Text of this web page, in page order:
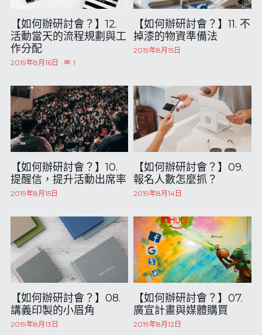
【如何辦研討會？】12.
活動當天的流程規劃與工
作分配
2019年8月16日 · 1
【如何辦研討會？】11. 不
掉漆的物資準備法
2019年8月15日
【如何辦研討會？】10.
提醒信，提升活動出席率
2019年8月15日
【如何辦研討會？】09.
報名人數怎麼抓？
2019年8月14日
【如何辦研討會？】08.
講義印製的小眉角
2019年8月13日
【如何辦研討會？】07.
廣宣計畫與媒體購買
2019年8月12日